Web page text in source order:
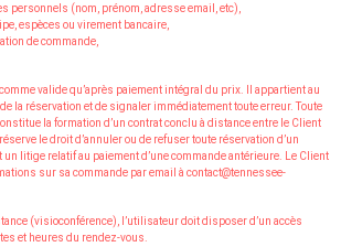
personnels (nom, prénom, adresse email, etc),
espèces ou virement bancaire,
de commande,
valide qu’après paiement intégral du prix. Il appartient au
la réservation et de signaler immédiatement toute erreur. Toute
la formation d’un contrat conclu à distance entre le Client
le droit d’annuler ou de refuser toute réservation d’un
litige relatif au paiement d’une commande antérieure. Le Client
sur sa commande par email à contact@tennessee-
(visioconférence), l’utilisateur doit disposer d’un accès
et heures du rendez-vous.